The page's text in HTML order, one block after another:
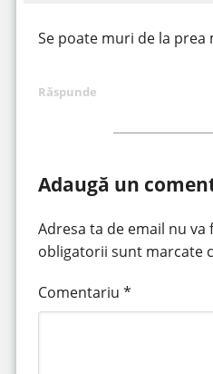
Se poate muri de la prea
Răspunde
Adaugă un
Adresa ta de email nu va
obligatorii sunt marcate
Comentariu *